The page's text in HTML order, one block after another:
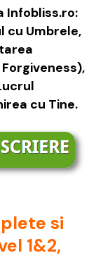
Infobliss.ro:
cu Umbrele,
cu Tine.
si
1&2,